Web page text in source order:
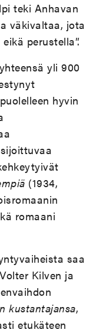
teki Anhavan
väkivaltaa, jota
perustella”.
yli 900
hyvin
(1934,
romaani
saa
Kilven ja
kustantajansa,
etukäteen